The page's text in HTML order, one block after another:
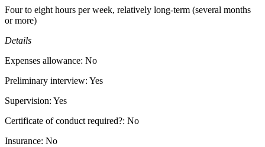
Four to eight hours per week, relatively long-term (several months
or more)
Details
Expenses allowance: No
Preliminary interview: Yes
Supervision: Yes
Certificate of conduct required?: No
Insurance: No